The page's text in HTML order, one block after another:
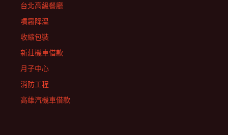
台北高級餐廳
噴霧降溫
收縮包裝
新莊機車借款
月子中心
消防工程
高雄汽機車借款